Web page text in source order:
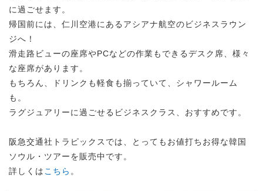
に過ごせます。
帰国前には、仁川空港にあるアシアナ航空のビジネスラウン
ジへ！
滑走路ビューの座席やPCなどの作業もできるデスク席、様々
な座席があります。
もちろん、ドリンクも軽食も揃っていて、シャワールーム
も。
ラグジュアリーに過ごせるビジネスクラス、おすすめです。
阪急交通社トラピックスでは、とってもお値打ちお得な韓国
ソウル・ツアーを販売中です。
詳しくは こちら 。